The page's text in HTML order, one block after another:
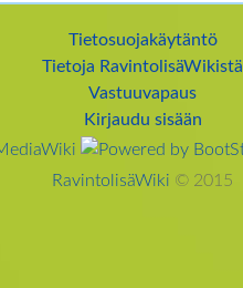
Tietosuojakäytäntö
Tietoja RavintolisäWikistä
Vastuuvapaus
Kirjaudu sisään
RavintolisäWiki © 2015